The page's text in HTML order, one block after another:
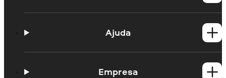
Produtos para Mac Ajuda
Portal de aprendizagem
Empresa